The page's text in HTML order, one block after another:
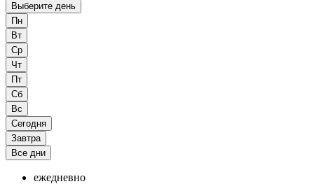
Выберите день
Пн
Вт
Ср
Чт
Пт
Сб
Вс
Сегодня
Завтра
Все дни
ежедневно